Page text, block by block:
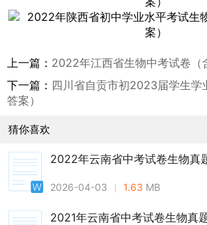
上一篇： 2022年江西省生物中考试卷（
下一篇： 四川省自贡市初2023届学生学
答案）
猜你喜欢
2022年云南省中考试卷生物真
2026-04-03 1.63 MB
2021年云南省中考试卷生物真